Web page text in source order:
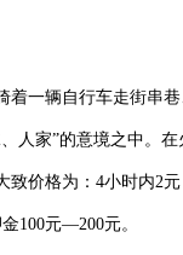
着一辆自行车走街串
人家”的意境之中。在
致价格为： 4小时内2元
100元—200元。